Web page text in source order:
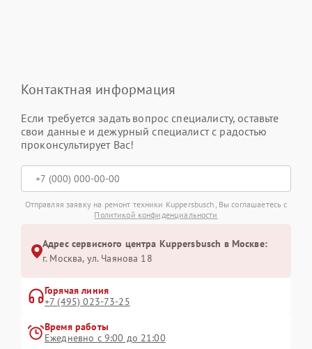
Контактная информация
Если требуется задать вопрос специалисту, оставьте
свои данные и дежурный специалист с радостью
проконсультирует Вас!
Отправляя заявку на ремонт техники Kuppersbusch, Вы соглашаетесь с
Политикой конфиденциальности
Адрес сервисного центра Kuppersbusch в Москве:
г. Москва, ул. Чаянова 18
Горячая линия
+7 (495) 023-73-25
Время работы
Ежедневно с 9:00 до 21:00